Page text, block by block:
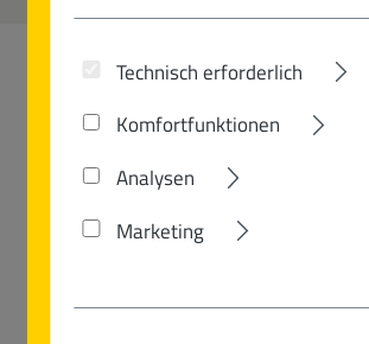
ARTHUR VI / IX
Bildergalerie überspringen
Technisch erforderlich
Komfortfunktionen
Analysen
Marketing